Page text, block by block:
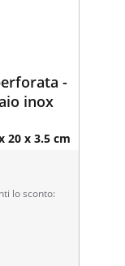
-
inox
20 x 3.5 cm
lo sconto: